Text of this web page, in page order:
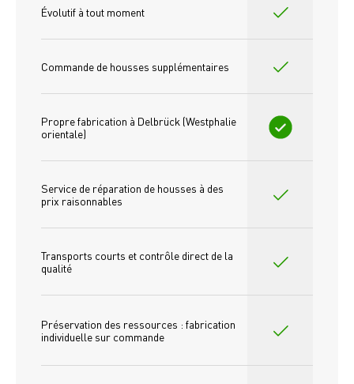
Évolutif à tout moment
Commande de housses supplémentaires
Propre fabrication à Delbrück (Westphalie
orientale)
Service de réparation de housses à des
prix raisonnables
Transports courts et contrôle direct de la
qualité
Préservation des ressources : fabrication
individuelle sur commande